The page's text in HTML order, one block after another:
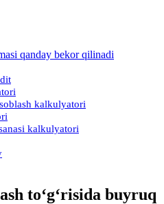
qanday bekor qilinadi
kalkulyatori
kalkulyatori
toʻgʻrisida buyruq